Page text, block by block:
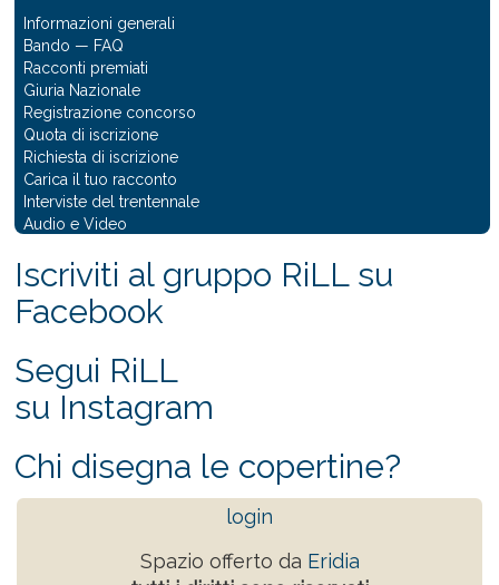
Informazioni generali
Bando — FAQ
Racconti premiati
Giuria Nazionale
Registrazione concorso
Quota di iscrizione
Richiesta di iscrizione
Carica il tuo racconto
Interviste del trentennale
Audio e Video
Iscriviti al gruppo RiLL su
Facebook
Segui RiLL
su Instagram
Chi disegna le copertine?
login
Spazio offerto da Eridia